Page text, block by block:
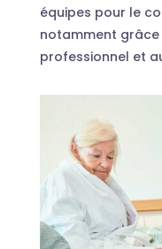
équipes pour le
notamment
professionnel et